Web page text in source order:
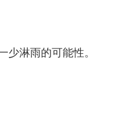
淋雨的可能性。